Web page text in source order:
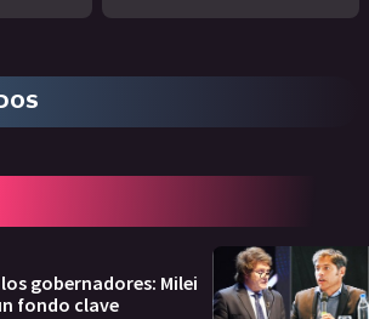
gobernadores: Milei
fondo clave